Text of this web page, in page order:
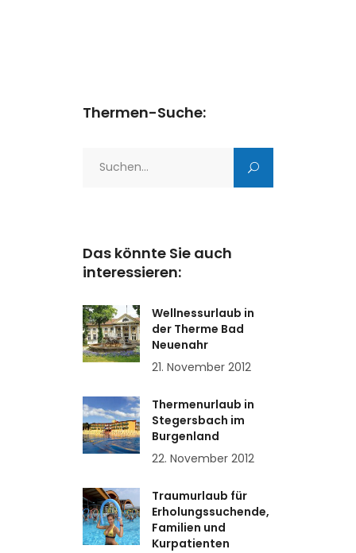
Thermen-Suche:
Das könnte Sie auch
interessieren:
Wellnessurlaub in
der Therme Bad
Neuenahr
21. November 2012
Thermenurlaub in
Stegersbach im
Burgenland
22. November 2012
Traumurlaub für
Erholungssuchende,
Familien und
Kurpatienten